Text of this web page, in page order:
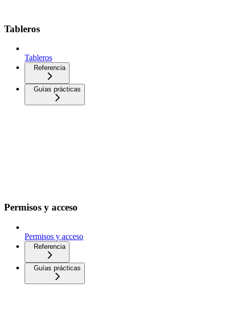
Tableros
Tableros
Referencia
Guías prácticas
Permisos y acceso
Permisos y acceso
Referencia
Guías prácticas